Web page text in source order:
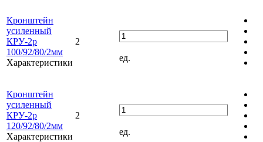
Кронштейн
усиленный
КРУ-2р
100/92/80/2мм
Характеристики
2
ед.
Кронштейн
усиленный
КРУ-2р
120/92/80/2мм
Характеристики
2
ед.